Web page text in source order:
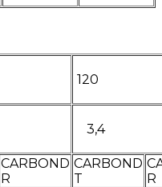
120
3,4
CARBOND
R
CARBOND
T
R